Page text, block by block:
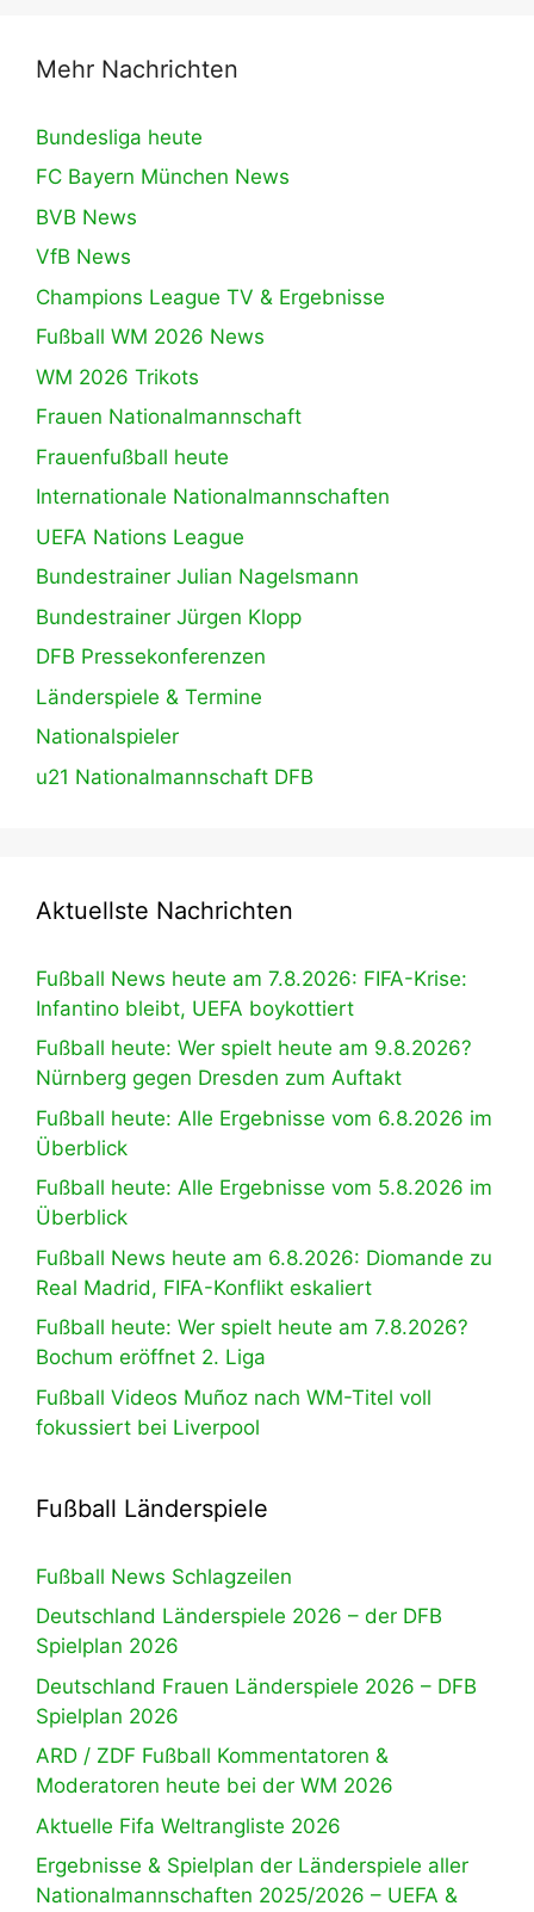
Mehr Nachrichten
Bundesliga heute
FC Bayern München News
BVB News
VfB News
Champions League TV & Ergebnisse
Fußball WM 2026 News
WM 2026 Trikots
Frauen Nationalmannschaft
Frauenfußball heute
Internationale Nationalmannschaften
UEFA Nations League
Bundestrainer Julian Nagelsmann
Bundestrainer Jürgen Klopp
DFB Pressekonferenzen
Länderspiele & Termine
Nationalspieler
u21 Nationalmannschaft DFB
Aktuellste Nachrichten
Fußball News heute am 7.8.2026: FIFA-Krise:
Infantino bleibt, UEFA boykottiert
Fußball heute: Wer spielt heute am 9.8.2026?
Nürnberg gegen Dresden zum Auftakt
Fußball heute: Alle Ergebnisse vom 6.8.2026 im
Überblick
Fußball heute: Alle Ergebnisse vom 5.8.2026 im
Überblick
Fußball News heute am 6.8.2026: Diomande zu
Real Madrid, FIFA-Konflikt eskaliert
Fußball heute: Wer spielt heute am 7.8.2026?
Bochum eröffnet 2. Liga
Fußball Videos Muñoz nach WM-Titel voll
fokussiert bei Liverpool
Fußball Länderspiele
Fußball News Schlagzeilen
Deutschland Länderspiele 2026 – der DFB
Spielplan 2026
Deutschland Frauen Länderspiele 2026 – DFB
Spielplan 2026
ARD / ZDF Fußball Kommentatoren &
Moderatoren heute bei der WM 2026
Aktuelle Fifa Weltrangliste 2026
Ergebnisse & Spielplan der Länderspiele aller
Nationalmannschaften 2025/2026 – UEFA &